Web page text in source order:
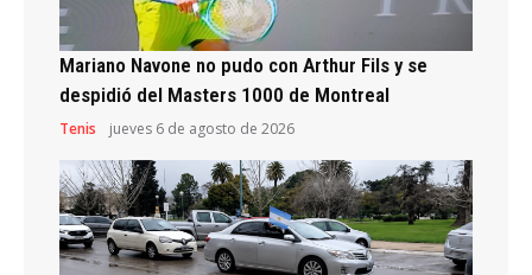
Mariano Navone no pudo con Arthur Fils y se
despidió del Masters 1000 de Montreal
Tenis jueves 6 de agosto de 2026